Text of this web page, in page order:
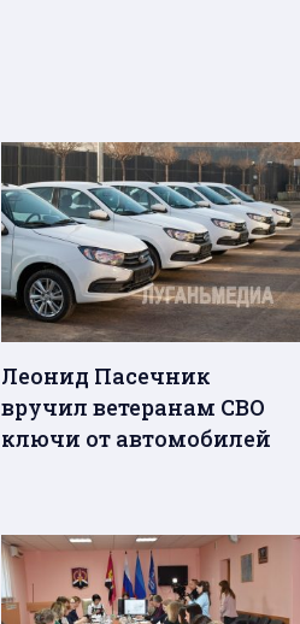
Леонид Пасечник
вручил ветеранам СВО
ключи от автомобилей